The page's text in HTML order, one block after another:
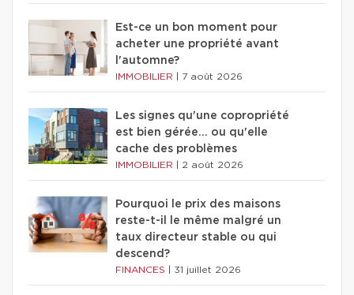
Est-ce un bon moment pour
acheter une propriété avant
l'automne?
IMMOBILIER 7 août 2026
Les signes qu'une copropriété
est bien gérée… ou qu'elle
cache des problèmes
IMMOBILIER 2 août 2026
Pourquoi le prix des maisons
reste-t-il le même malgré un
taux directeur stable ou qui
descend?
FINANCES 31 juillet 2026